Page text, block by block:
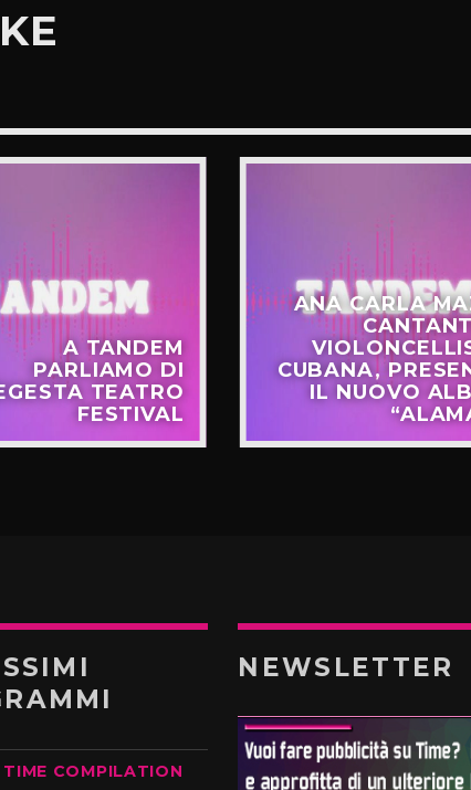
A TANDEM
PARLIAMO DI
TEATRO
FESTIVAL
ANA CARLA
CUBANA,
IL NUOVO
TIME COMPILATION
NEWSLETTER